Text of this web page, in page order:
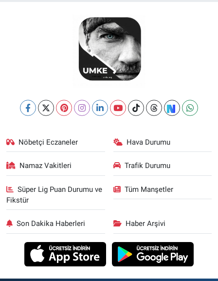
Nöbetçi Eczaneler Hava Durumu
Namaz Vakitleri Trafik Durumu
Süper Lig Puan Durumu ve
Fikstür
Tüm Manşetler
Son Dakika Haberleri Haber Arşivi